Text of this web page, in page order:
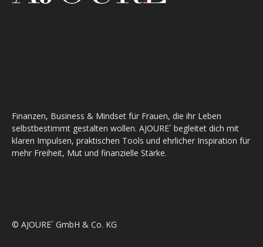
Finanzen, Business & Mindset für Frauen, die ihr Leben
selbstbestimmt gestalten wollen. AJOURE´ begleitet dich mit
klaren Impulsen, praktischen Tools und ehrlicher Inspiration für
mehr Freiheit, Mut und finanzielle Stärke.
© AJOURE´ GmbH & Co. KG